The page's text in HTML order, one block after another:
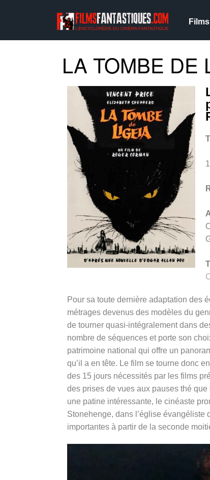
Films
LA TOMBE DE
Pour sa toute dernière adaptation des
métrages devenus des modèles du
de tourner quasi-intégralement dans
nombre de séquences et porte son
patrimoine national qui offre un
qu’il a en tête. Le film se tourne donc
des 15 jours nécessités par les films
des prises de vues aux pauses thé
une patine intéressante, le cinéaste
Stonehenge, dans l’église
importantes à partir de la seconde